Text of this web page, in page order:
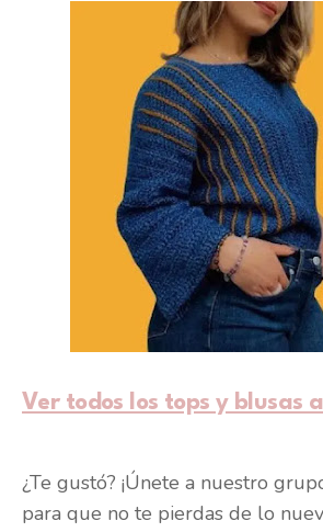
Ver todos los tops y blusas
¿Te gustó? ¡Únete a nuestro
para que no te pierdas de lo